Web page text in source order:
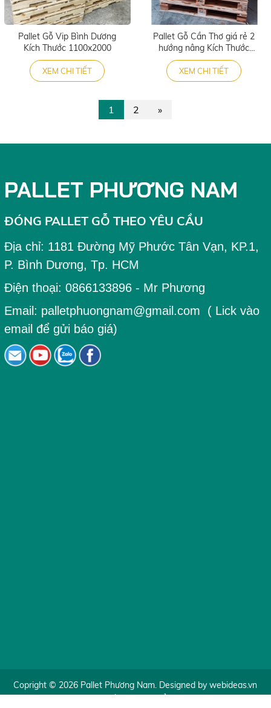
Pallet Gỗ Vip Bình Dương
Kích Thước 1100x2000
XEM CHI TIẾT
Pallet Gỗ Cần Thơ giá rẻ 2
hướng nâng Kích Thước
800x1000
XEM CHI TIẾT
1 2 »
PALLET PHƯƠNG NAM
ĐÓNG PALLET GỖ THEO YÊU CẦU
Địa chỉ: 1181 Đường Mỹ Phước Tân Vạn, KP.1,
P. Bình Dương, Tp. HCM
Điện thoại: 0866133896- Mr Phương
Email: palletphuongnam@gmail.com ( Lick vào
email để gửi báo giá)
Copright © 2026 Pallet Phương Nam. Designed bywebideas.vn
Online: 4 | Tháng: 2146 | Tổng: 164833